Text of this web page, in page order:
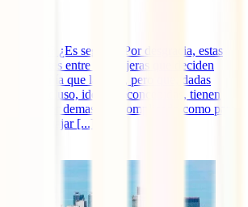
Turquía? ¿Es seguro? Por desgracia, estas
frecuentes entre las viajeras que deciden
compañía que la suya, pero que, dadas
o, incluso, ideas preconcebidas, tienen
si va a ser demasiado complicado como para
viajar [...]